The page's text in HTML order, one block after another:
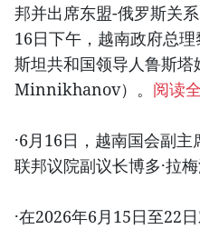
邦并出席东盟-俄罗斯关
16日下午，越南政府总
斯坦共和国领导人鲁斯塔
Minnikhanov）。 阅读
·6月16日，越南国会副
联邦议院副议长博多·拉梅
·在2026年6月15日至22